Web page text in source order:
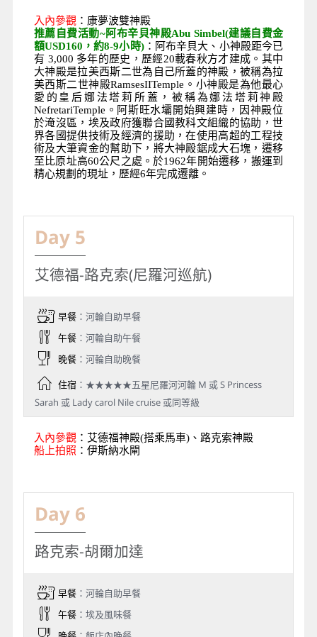
入內參觀 ：康夢波雙神殿
推薦自費活動~阿布辛貝神殿Abu Simbel(建議自費金
額USD160，約8-9小時)：阿布辛貝大、小神殿距今已
有 3,000 多年的歷史，歷經20載春秋方才建成。其中
大神殿是拉美西斯二世為自己所蓋的神殿，被稱為拉
美西斯二世神殿RamsesIITemple。小神殿是為他最心
愛的皇后娜法塔莉所蓋，被稱為娜法塔莉神殿
NefretariTemple。阿斯旺水壩開始興建時，因神殿位
於淹沒區，埃及政府獲聯合國教科文組織的協助，世
界各國提供技術及經濟的援助，在使用高超的工程技
術及大筆資金的幫助下，將大神殿鋸成大石塊，遷移
至比原址高60公尺之處。於1962年開始遷移，搬運到
精心規劃的現址，歷經6年完成遷離。
Day 5
艾德福-路克索(尼羅河巡航)
早餐：河輪自助早餐
午餐：河輪自助午餐
晚餐：河輪自助晚餐
住宿：★★★★★五星尼羅河河輪 M 或 S Princess
Sarah 或 Lady carol Nile cruise 或同等級
入內參觀 ：艾德福神殿(搭乘馬車)、路克索神殿
船上拍照 ：伊斯納水閘
Day 6
路克索-胡爾加達
早餐：河輪自助早餐
午餐：埃及風味餐